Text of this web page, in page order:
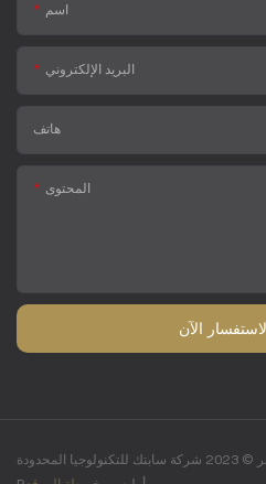
اسم
البريد الإلكتروني
هاتف
المحتوى
الآن